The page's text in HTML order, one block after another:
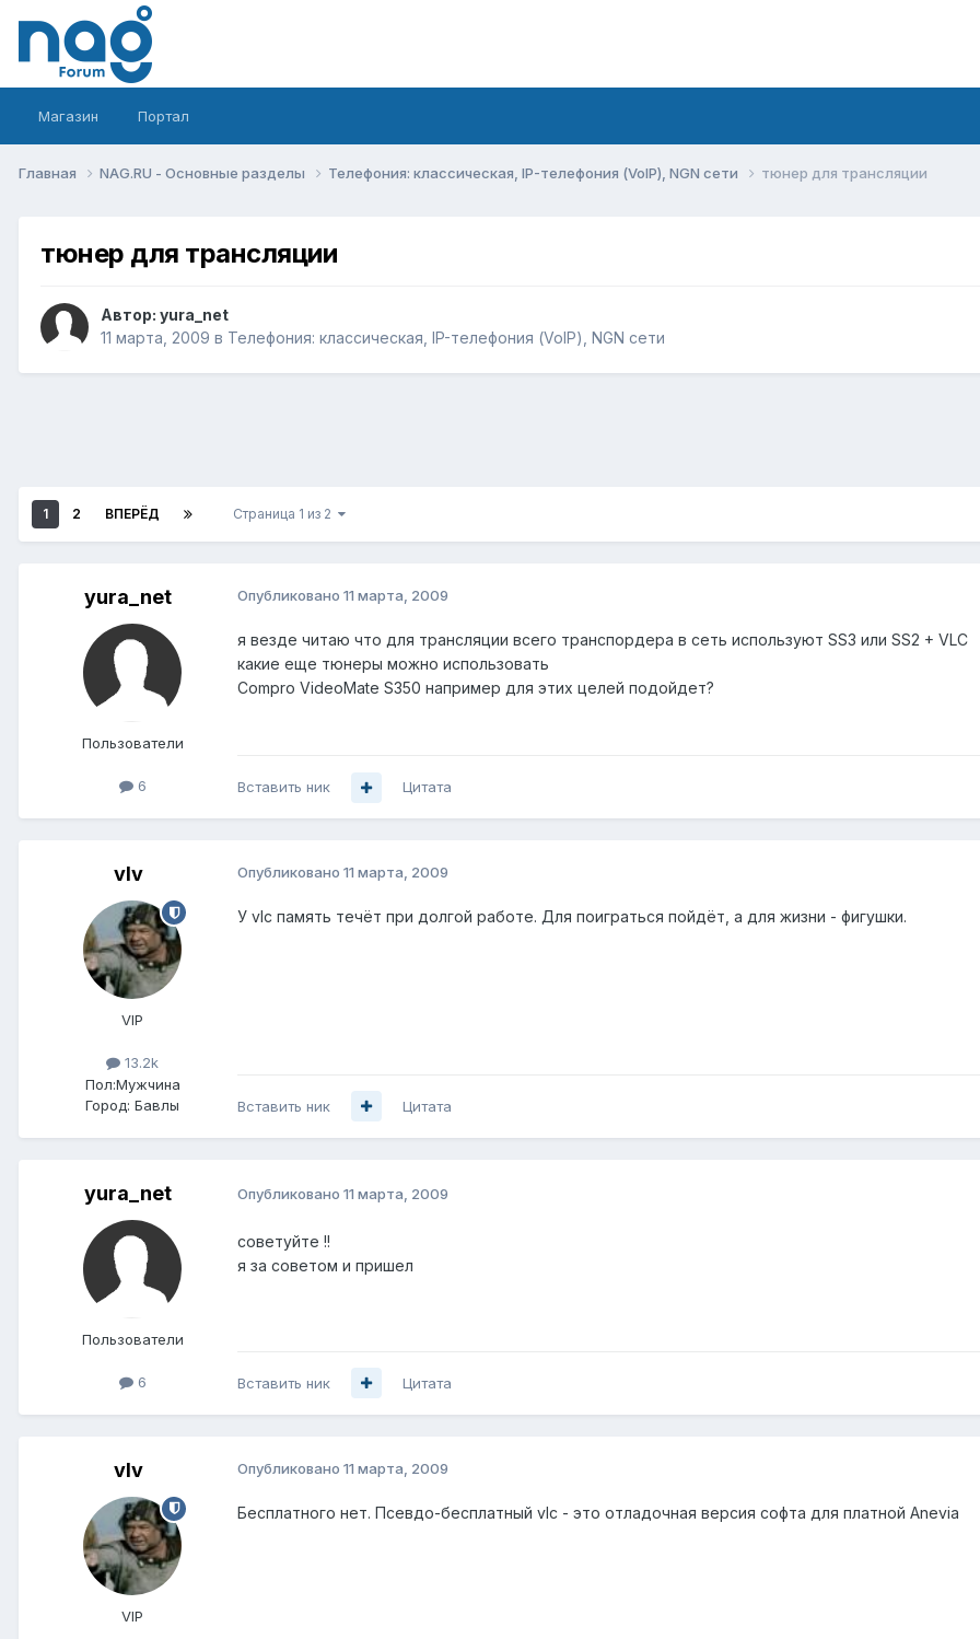
Магазин Портал
Главная NAG.RU - Основные разделы Телефония: классическая, IP-телефония (VoIP), NGN сети тюнер для трансляции
тюнер для трансляции
Автор: yura_net
11 марта, 2009 в Телефония: классическая, IP-телефония (VoIP), NGN сети
1 2 ВПЕРЁД Страница 1 из 2
yura_net
Пользователи
6
Опубликовано 11 марта, 2009
я везде читаю что для трансляции всего транспордера в сеть используют SS3 или SS2 + VLC
какие еще тюнеры можно использовать
Compro VideoMate S350 например для этих целей подойдет?
Вставить ник Цитата
vIv
VIP
13.2k
Пол:Мужчина
Город: Бавлы
Опубликовано 11 марта, 2009
У vlc память течёт при долгой работе. Для поиграться пойдёт, а для жизни - фигушки.
Вставить ник Цитата
yura_net
Пользователи
6
Опубликовано 11 марта, 2009
советуйте !!
я за советом и пришел
Вставить ник Цитата
vIv
VIP
Опубликовано 11 марта, 2009
Бесплатного нет. Псевдо-бесплатный vlc - это отладочная версия софта для платной Anevia